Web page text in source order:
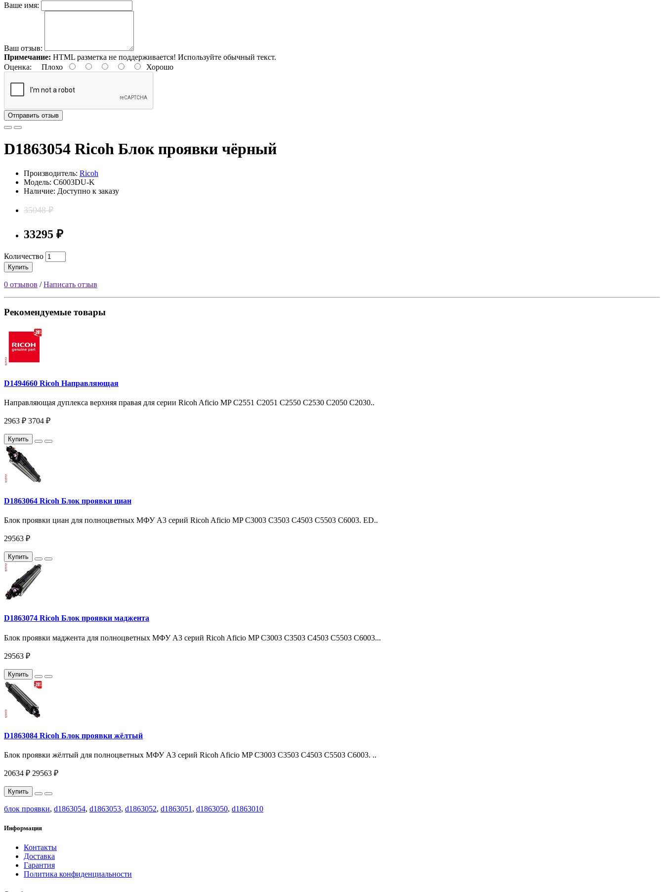
Ваше имя:
Ваш отзыв:
Примечание: HTML разметка не поддерживается! Используйте обычный текст.
Оценка: Плохо Хорошо
Отправить отзыв
D1863054 Ricoh Блок проявки чёрный
Производитель: Ricoh
Модель: C6003DU-K
Наличие: Доступно к заказу
35048 ₽
33295 ₽
Количество
Купить
0 отзывов /Написать отзыв
Рекомендуемые товары
D1494660 Ricoh Направляющая
Направляющая дуплекса верхняя правая для серии Ricoh Aficio MP С2551 С2051 C2550 C2530 C2050 C2030..
2963 ₽ 3704 ₽
Купить
D1863064 Ricoh Блок проявки циан
Блок проявки циан для полноцветных МФУ A3 серий Ricoh Aficio MP C3003 C3503 C4503 C5503 C6003. ED..
29563 ₽
Купить
D1863074 Ricoh Блок проявки маджента
Блок проявки маджента для полноцветных МФУ A3 серий Ricoh Aficio MP C3003 C3503 C4503 C5503 C6003...
29563 ₽
Купить
D1863084 Ricoh Блок проявки жёлтый
Блок проявки жёлтый для полноцветных МФУ A3 серий Ricoh Aficio MP C3003 C3503 C4503 C5503 C6003. ..
20634 ₽ 29563 ₽
Купить
блок проявки, d1863054, d1863053, d1863052, d1863051 , d1863050, d1863010
Информация
Контакты
Доставка
Гарантия
Политика конфиденциальности